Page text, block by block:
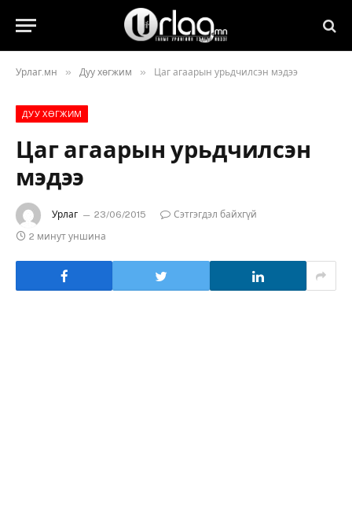
Урлаг.мн » Дуу хөгжим » Цаг агаарын урьдчилсэн мэдээ
ДУУ ХӨГЖИМ
Цаг агаарын урьдчилсэн
мэдээ
Урлаг 23/06/2015
Сэтгэгдэл байхгүй
2 минут уншина